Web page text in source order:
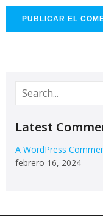
Latest
A WordPress
febrero 16, 2024